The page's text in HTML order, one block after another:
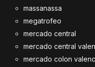
massanassa
megatrofeo
mercado central
mercado central
mercado colon